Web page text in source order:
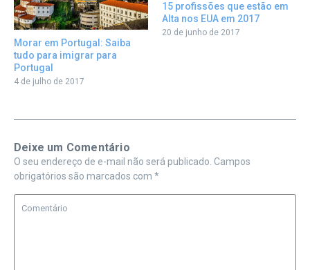
Morar em Portugal: Saiba
tudo para imigrar para
Portugal
4 de julho de 2017
15 profissões que estão em
Alta nos EUA em 2017
20 de junho de 2017
Deixe um Comentário
O seu endereço de e-mail não será publicado. Campos
obrigatórios são marcados com *